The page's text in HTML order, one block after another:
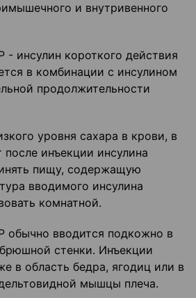
и внутривенного
короткого действия
в комбинации с инсулином
продолжительности
уровня сахара в крови, в
инъекции инсулина
пищу, содержащую
вводимого инсулина
комнатной.
вводится подкожно в
стенки. Инъекции
в область бедра, ягодиц или в
мышцы плеча.